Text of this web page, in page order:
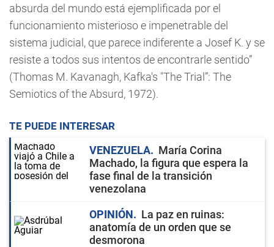
absurda del mundo está ejemplificada por el
funcionamiento misterioso e impenetrable del
sistema judicial, que parece indiferente a Josef K. y se
resiste a todos sus intentos de encontrarle sentido”
(Thomas M. Kavanagh, Kafka's "The Trial”: The
Semiotics of the Absurd, 1972).
TE PUEDE INTERESAR
VENEZUELA
María Corina
Machado, la figura que espera la
fase final de la transición
venezolana
OPINIÓN
La paz en ruinas:
anatomía de un orden que se
desmorona